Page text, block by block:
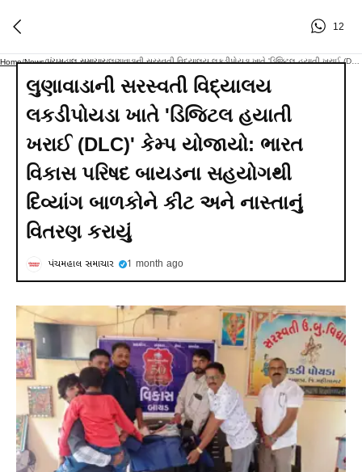
12
Home/News/પંચમહાલ સમાચાર/
લુણાવાડાની સરસ્વતી વિદ્યાલય
લકડીપોયડા ખાતે 'ડિજિટલ હયાતી
ખરાઈ (DLC)' કેમ્પ યોજાયો: ભારત
વિકાસ પરિષદ બાયડના સહયોગથી
દિવ્યાંગ બાળકોને કીટ અને નાસ્તાનું
વિતરણ કરાયું
પંચમહાલ સમાચાર 1 month ago